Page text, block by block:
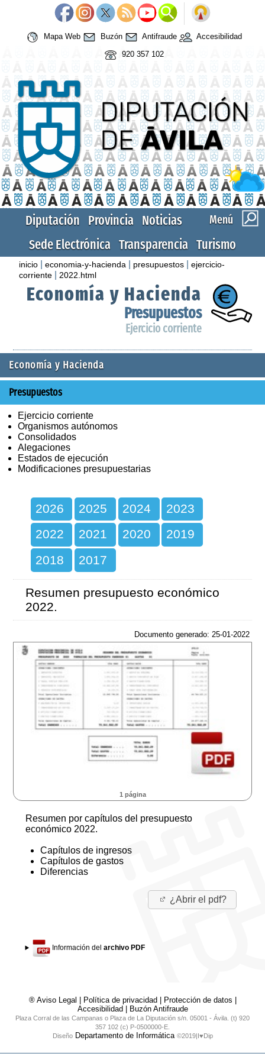
Mapa Web Buzón Antifraude
Accesibilidad
920 357 102
Menú
Diputación Provincia Noticias
Sede Electrónica Transparencia Turismo
inicio |economia-y-hacienda presupuestos |ejercicio-
corriente
2022.html
Economía y Hacienda
Presupuestos
Ejercicio corriente
Economía y Hacienda
Presupuestos
Ejercicio corriente
Organismos autónomos
Consolidados
Alegaciones
Estados de ejecución
Modificaciones presupuestarias
2026 2025 2024
2023
2022
2021 2020
2019
2018
2017
Resumen presupuesto económico
2022.
Documento generado: 25-01-2022
1 página
Resumen por capítulos del presupuesto
económico 2022.
Capítulos de ingresos
Capítulos de gastos
Diferencias
¿Abrir el pdf?
Información delarchivo PDF
® Aviso Legal Política de privacidad Protección de datos
Accesibilidad
Buzón Antifraude
Plaza Corral de las Campanas o Plaza de La Diputación s/n. 05001 - Ávila. (t) 920
357 102 (c) P-0500000-E.
DiseñoDepartamento de Informática ©2019|I♥Dip